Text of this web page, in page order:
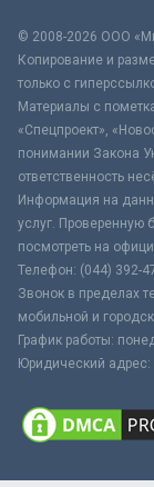
© 2008-2026 ООО
Копирование и
только с
Материалы с
«Спецпроект»,
понимании Закона
ответственность
Информация на
услуг. Проверенную
посмотреть на
Телефон: (044) 392-
Звонок в пределах
мобильной и
График работы:
Юридический адрес: